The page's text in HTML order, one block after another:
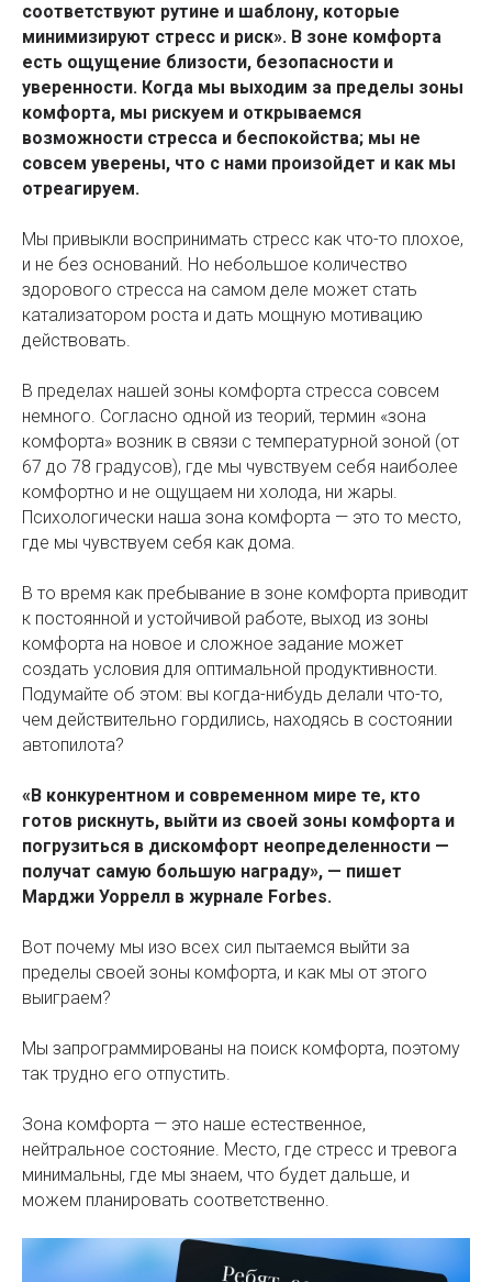
соответствуют рутине и шаблону, которые
минимизируют стресс и риск». В зоне комфорта
есть ощущение близости, безопасности и
уверенности. Когда мы выходим за пределы зоны
комфорта, мы рискуем и открываемся
возможности стресса и беспокойства; мы не
совсем уверены, что с нами произойдет и как мы
отреагируем.
Мы привыкли воспринимать стресс как что-то плохое,
и не без оснований. Но небольшое количество
здорового стресса на самом деле может стать
катализатором роста и дать мощную мотивацию
действовать.
В пределах нашей зоны комфорта стресса совсем
немного. Согласно одной из теорий, термин «зона
комфорта» возник в связи с температурной зоной (от
67 до 78 градусов), где мы чувствуем себя наиболее
комфортно и не ощущаем ни холода, ни жары.
Психологически наша зона комфорта — это то место,
где мы чувствуем себя как дома.
В то время как пребывание в зоне комфорта приводит
к постоянной и устойчивой работе, выход из зоны
комфорта на новое и сложное задание может
создать условия для оптимальной продуктивности.
Подумайте об этом: вы когда-нибудь делали что-то,
чем действительно гордились, находясь в состоянии
автопилота?
«В конкурентном и современном мире те, кто
готов рискнуть, выйти из своей зоны комфорта и
погрузиться в дискомфорт неопределенности —
получат самую большую награду», — пишет
Марджи Уоррелл в журнале Forbes.
Вот почему мы изо всех сил пытаемся выйти за
пределы своей зоны комфорта, и как мы от этого
выиграем?
Мы запрограммированы на поиск комфорта, поэтому
так трудно его отпустить.
Зона комфорта — это наше естественное,
нейтральное состояние. Место, где стресс и тревога
минимальны, где мы знаем, что будет дальше, и
можем планировать соответственно.